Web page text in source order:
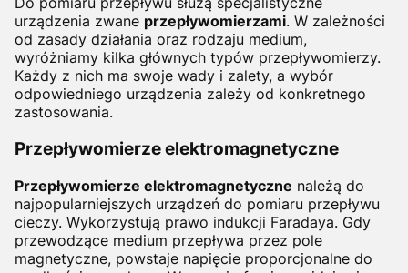
urządzenia zwane przepływomierzami. W zależności
od zasady działania oraz rodzaju medium,
wyróżniamy kilka głównych typów przepływomierzy.
Każdy z nich ma swoje wady i zalety, a wybór
odpowiedniego urządzenia zależy od konkretnego
zastosowania.
Przepływomierze elektromagnetyczne
Przepływomierze elektromagnetyczne należą do
najpopularniejszych urządzeń do pomiaru przepływu
cieczy. Wykorzystują prawo indukcji Faradaya. Gdy
przewodzące medium przepływa przez pole
magnetyczne, powstaje napięcie proporcjonalne do